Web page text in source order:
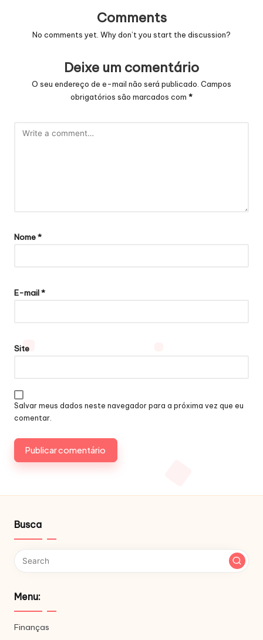
Comments
No comments yet. Why don’t you start the discussion?
Deixe um comentário
O seu endereço de e-mail não será publicado. Campos
obrigatórios são marcados com *
Nome*
E-mail*
Site
Salvar meus dados neste navegador para a próxima vez que eu
comentar.
Busca
Menu:
Finanças